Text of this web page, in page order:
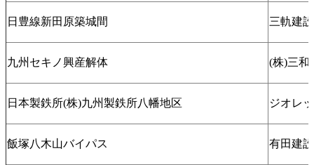
日豊線新田原築城間 三軌建
九州セキノ興産解体 (株)三和
日本製鉄所(株)九州製鉄所八幡地区 ジオレ
飯塚八木山バイパス 有田建